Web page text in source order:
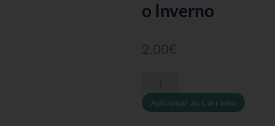
o Inverno
2.00€
DoveAdicionar ao Carrinho